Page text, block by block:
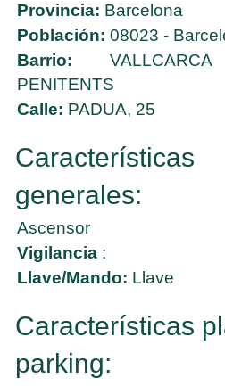
Provincia: Barcelona
Población: 08023 -
Barrio:
PENITENTS
Calle: PADUA, 25
Características
generales:
Ascensor
Vigilancia :
Llave/Mando: Llave
Características
parking: